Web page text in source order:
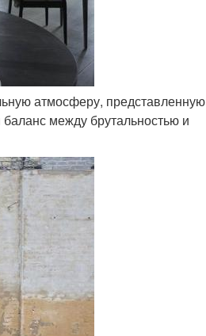
атмосферу, представленную
между брутальностью и